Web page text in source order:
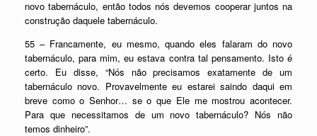
novo tabernáculo, então todos nós devemos cooperar juntos na
construção daquele tabernáculo.
55 – Francamente, eu mesmo, quando eles falaram do novo
tabernáculo, para mim, eu estava contra tal pensamento. Isto é
certo. Eu disse, “Nós não precisamos exatamente de um
tabernáculo novo. Provavelmente eu estarei saindo daqui em
breve como o Senhor… se o que Ele me mostrou acontecer.
Para que necessitamos de um novo tabernáculo? Nós não
temos dinheiro”.